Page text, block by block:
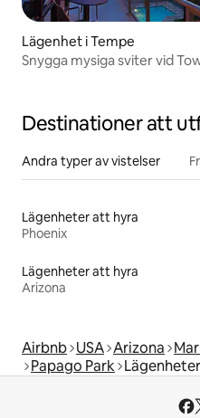
Lägenhet i Tempe
Snygga mysiga sviter vid
Destinationer att
Andra typer av vistelser
Lägenheter att hyra
Phoenix
Lägenheter att hyra
Arizona
Airbnb USA Arizona
Papago Park